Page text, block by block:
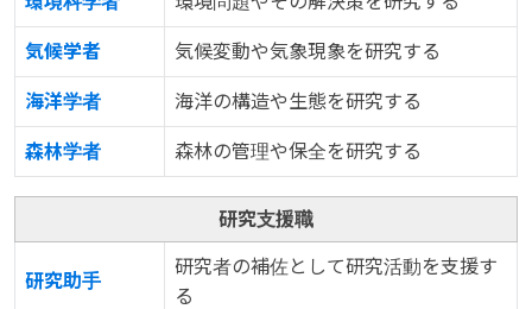
気候学者 気候変動や気象現象を研究する
海洋学者 海洋の構造や生態を研究する
森林学者 森林の管理や保全を研究する
研究支援職
研究助手
研究者の補佐として研究活動を支援す
る